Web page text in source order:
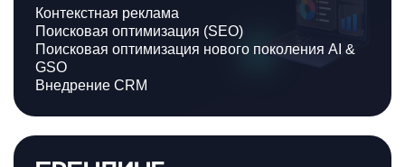
Контекстная реклама
Поисковая оптимизация (SEO)
Поисковая оптимизация нового поколения AI &
GSO
Внедрение CRM